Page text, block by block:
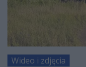
Wideo i zdjęcia